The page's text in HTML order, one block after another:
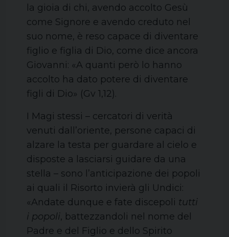
la gioia di chi, avendo accolto Gesù
come Signore e avendo creduto nel
suo nome, è reso capace di diventare
figlio e figlia di Dio, come dice ancora
Giovanni: «A quanti però lo hanno
accolto ha dato potere di diventare
figli di Dio» (Gv 1,12).
I Magi stessi – cercatori di verità
venuti dall’oriente, persone capaci di
alzare la testa per guardare al cielo e
disposte a lasciarsi guidare da una
stella – sono l’anticipazione dei popoli
ai quali il Risorto invierà gli Undici:
«Andate dunque e fate discepoli tutti
i popoli, battezzandoli nel nome del
Padre e del Figlio e dello Spirito